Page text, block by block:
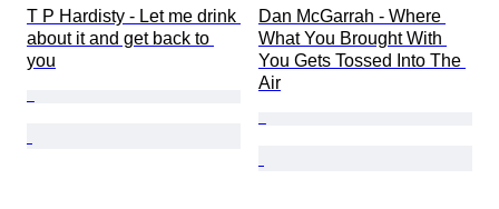
T P Hardisty - Let me drink
about it and get back to
you
Dan McGarrah - Where
What You Brought With
You Gets Tossed Into The
Air